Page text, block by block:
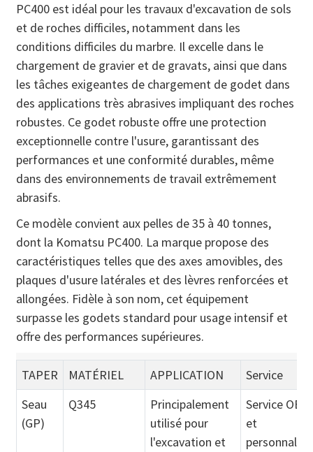
PC400 est idéal pour les travaux d'excavation de sols
et de roches difficiles, notamment dans les
conditions difficiles du marbre. Il excelle dans le
chargement de gravier et de gravats, ainsi que dans
les tâches exigeantes de chargement de godet dans
des applications très abrasives impliquant des roches
robustes. Ce godet robuste offre une protection
exceptionnelle contre l'usure, garantissant des
performances et une conformité durables, même
dans des environnements de travail extrêmement
abrasifs.
Ce modèle convient aux pelles de 35 à 40 tonnes,
dont la Komatsu PC400. La marque propose des
caractéristiques telles que des axes amovibles, des
plaques d'usure latérales et des lèvres renforcées et
allongées. Fidèle à son nom, cet équipement
surpasse les godets standard pour usage intensif et
offre des performances supérieures.
TAPER MATÉRIEL APPLICATION
Service
Seau
(GP)
Q345
Principalement
utilisé pour
l'excavation et
Service OEM
et
personnalisé